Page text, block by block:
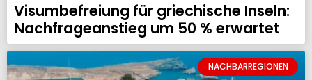
Visumbefreiung für griechische Inseln:
Nachfrageanstieg um 50 % erwartet
NACHBARREGIONEN